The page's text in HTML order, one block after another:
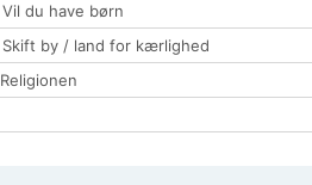
Vil du have børn
Skift by / land for kærlighed
Religionen